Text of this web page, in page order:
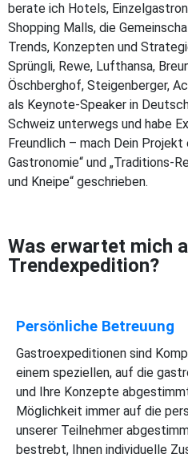
berate ich Hotels,
Shopping Malls, die
Trends, Konzepten und
Sprüngli, Rewe, Lufthansa,
Öschberghof, Steigenberger,
als Keynote-Speaker in
Schweiz unterwegs und habe
Freundlich – mach Dein Projekt
Gastronomie“ und „Traditions-
und Kneipe“ geschrieben.
Was erwartet mich
Trendexpedition?
Persönliche Betreuung
Gastroexpeditionen sind
einem speziellen, auf die
und Ihre Konzepte
Möglichkeit immer auf die
unserer Teilnehmer
bestrebt, Ihnen individuelle